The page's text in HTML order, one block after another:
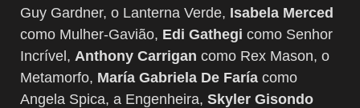
Guy Gardner, o Lanterna Verde, Isabela Merced
como Mulher-Gavião, Edi Gathegi como Senhor
Incrível, Anthony Carrigan como Rex Mason, o
Metamorfo, María Gabriela De Faría como
Angela Spica, a Engenheira, Skyler Gisondo